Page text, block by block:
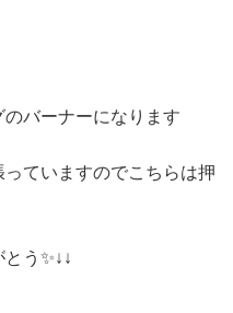
バーナーになります
ていますのでこちらは押
う✨↓↓